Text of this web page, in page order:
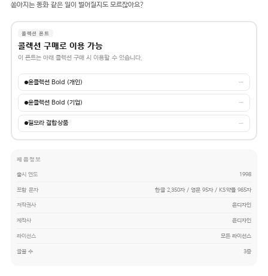
쏟아지는 동화 같은 일이 벌어질지도 모르잖아요?
콜렉션 폰트
콜렉션 구매로 이용 가능
이 폰트는 아래 콜렉션 구매 시 이용할 수 있습니다.
윤콜렉션 Bold (개인) →
윤콜렉션 Bold (기업) →
필모라 결합상품 →
제품정보
출시 연도 1998
포함 문자 한글 2,350자 / 영문 95자 / KS약물 985자
저작권사 윤디자인
제작사 윤디자인
라이선스 모든 라이선스
글꼴 수 3종